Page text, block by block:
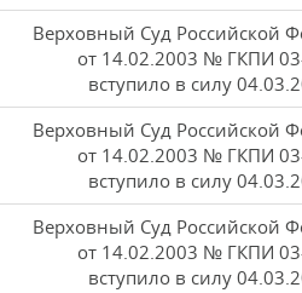
Верховный Суд Российской
от 14.02.2003 № ГКПИ
вступило в силу
Верховный Суд Российской
от 14.02.2003 № ГКПИ
вступило в силу
Верховный Суд Российской
от 14.02.2003 № ГКПИ
вступило в силу